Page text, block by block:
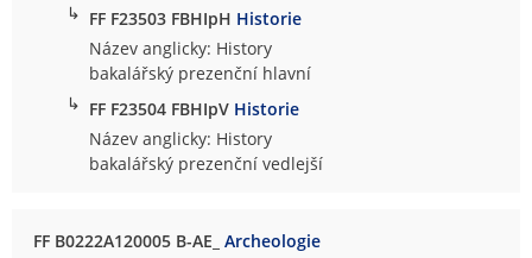
↳ FF F23503 FBHIpH Historie
Název anglicky: History
bakalářský prezenční hlavní
↳ FF F23504 FBHIpV Historie
Název anglicky: History
bakalářský prezenční vedlejší
FF B0222A120005 B-AE_Archeologie